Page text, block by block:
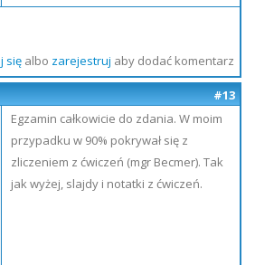
sięalbo zarejestruj aby dodać komentarz
#13
Egzamin całkowicie do zdania. W moim
przypadku w 90% pokrywał się z
zliczeniem z ćwiczeń (mgr Becmer). Tak
jak wyżej, slajdy i notatki z ćwiczeń.